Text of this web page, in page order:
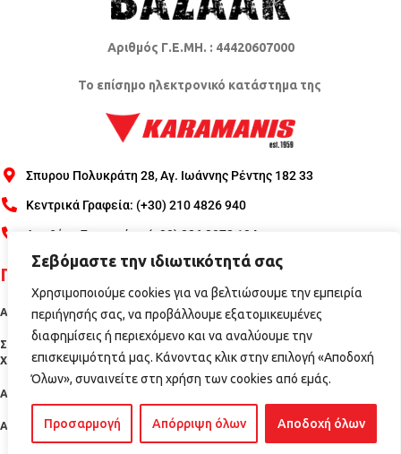
Σεβόμαστε την ιδιωτικότητά σας
Χρησιμοποιούμε cookies για να βελτιώσουμε την εμπειρία
περιήγησής σας, να προβάλλουμε εξατομικευμένες
διαφημίσεις ή περιεχόμενο και να αναλύουμε την
επισκεψιμότητά μας. Κάνοντας κλικ στην επιλογή «Αποδοχή
Όλων», συναινείτε στη χρήση των cookies από εμάς.
Προσαρμογή Απόρριψη όλων Αποδοχή όλων
Αριθμός Γ.Ε.ΜΗ. : 44420607000
Το επίσημο ηλεκτρονικό κατάστημα της
Σπυρου Πολυκράτη 28, Αγ. Ιωάννης Ρέντης 182 33
Κεντρικά Γραφεία: (+30) 210 4826 940
Αποθήκη Σχηματάρι: (+30) 226 2072 104
Πληροφορίες
Αποστολές - Πληρωμές
Σύνδεση/Εγγραφή Προστασία Προσωπικών Δεδομένων Όροι
ΧρήσηςΈντυπο Εγγύησης ΣΕΕΜΕ
Ακυρώσεις – Επιστροφές
Ασφάλεια Συναλλαγών